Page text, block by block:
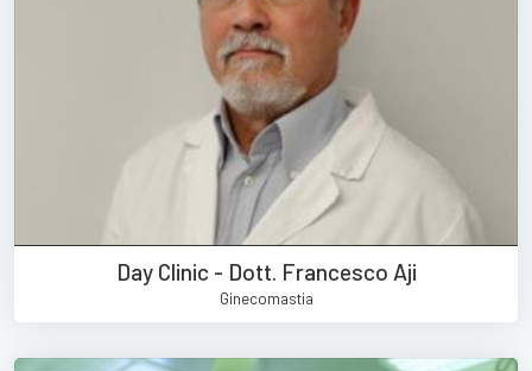
Day Clinic - Dott. Francesco Aji
Ginecomastia